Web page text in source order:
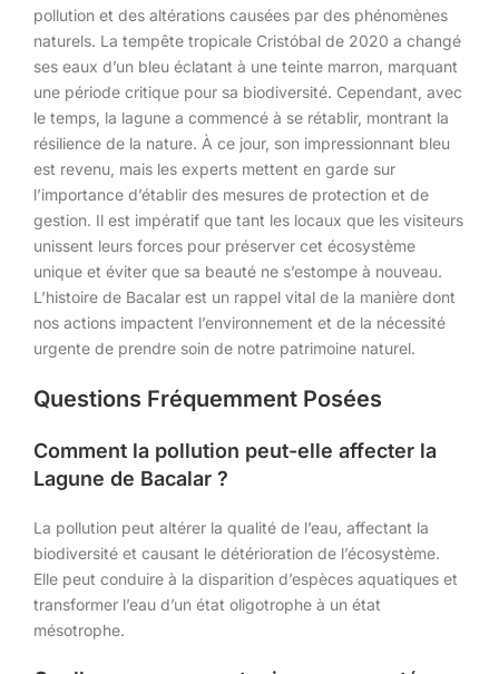
pollution et des altérations causées par des phénomènes
naturels. La tempête tropicale Cristóbal de 2020 a changé
ses eaux d’un bleu éclatant à une teinte marron, marquant
une période critique pour sa biodiversité. Cependant, avec
le temps, la lagune a commencé à se rétablir, montrant la
résilience de la nature. À ce jour, son impressionnant bleu
est revenu, mais les experts mettent en garde sur
l’importance d’établir des mesures de protection et de
gestion. Il est impératif que tant les locaux que les visiteurs
unissent leurs forces pour préserver cet écosystème
unique et éviter que sa beauté ne s’estompe à nouveau.
L’histoire de Bacalar est un rappel vital de la manière dont
nos actions impactent l’environnement et de la nécessité
urgente de prendre soin de notre patrimoine naturel.
Questions Fréquemment Posées
Comment la pollution peut-elle affecter la
Lagune de Bacalar ?
La pollution peut altérer la qualité de l’eau, affectant la
biodiversité et causant le détérioration de l’écosystème.
Elle peut conduire à la disparition d’espèces aquatiques et
transformer l’eau d’un état oligotrophe à un état
mésotrophe.